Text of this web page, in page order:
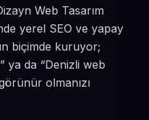
Web Tasarım
yerel SEO ve yapay
biçimde kuruyor;
ya da “Denizli web
olmanızı